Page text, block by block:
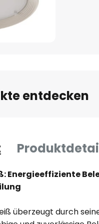
entdecken
Energieeffiziente
überzeugt durch